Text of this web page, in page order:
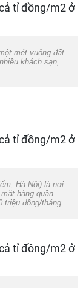
mét vuông đất
khách sạn,
Hà Nội) là nơi
hàng quần
triệu đồng/tháng.